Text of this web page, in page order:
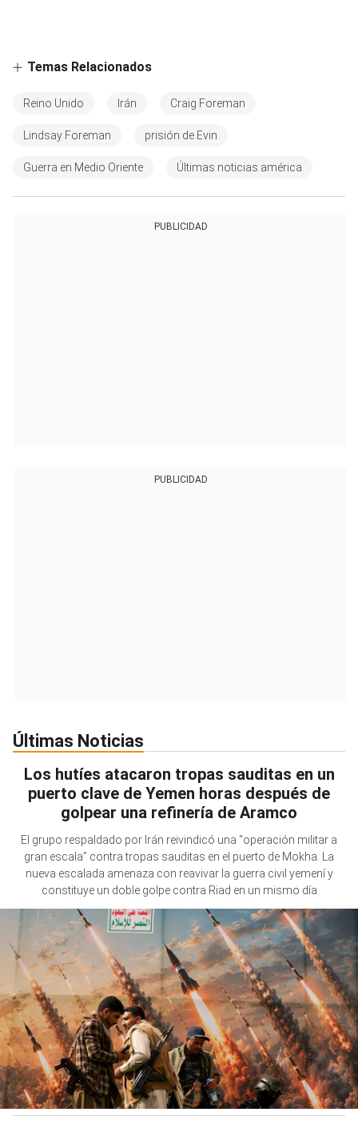
Temas Relacionados
Reino Unido Irán Craig Foreman
Lindsay Foreman prisión de Evin
Guerra en Medio Oriente Últimas noticias américa
PUBLICIDAD
PUBLICIDAD
Últimas Noticias
Los hutíes atacaron tropas sauditas en un
puerto clave de Yemen horas después de
golpear una refinería de Aramco
El grupo respaldado por Irán reivindicó una “operación militar a
gran escala” contra tropas sauditas en el puerto de Mokha. La
nueva escalada amenaza con reavivar la guerra civil yemení y
constituye un doble golpe contra Riad en un mismo día